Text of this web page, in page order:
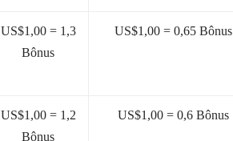
US$1,00 = 1,3
Bônus
US$1,00 = 0,65 Bônus
US$1,00 = 1,2
Bônus
US$1,00 = 0,6 Bônus